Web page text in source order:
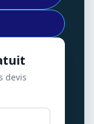
devis